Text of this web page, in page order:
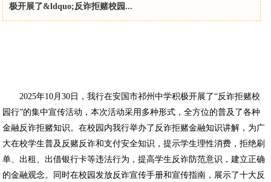
极开展了&ldquo;反诈拒赌校园...
2025年10月30日，我行在安国市祁州中学积极开展了“反诈拒赌校
园行”的集中宣传活动，本次活动采用多种形式，全方位的普及了各种
金融反诈拒赌知识。在校园内我行举办了反诈拒赌金融知识讲解，为广
大在校学生普及反赌反诈和支付安全知识，提示学生理性消费，拒绝刷
单、出租、出借银行卡等违法行为，提高学生反诈防范意识，建立正确
的金融观念。同时在校园发放反诈宣传手册和宣传指南，展示了十大反